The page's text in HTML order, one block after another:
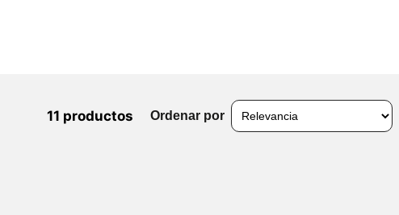
11 productos Ordenar por